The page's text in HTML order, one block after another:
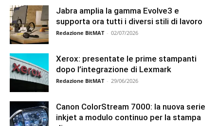
Jabra amplia la gamma Evolve3 e
supporta ora tutti i diversi stili di lavoro
Redazione BitMAT - 02/07/2026
Xerox: presentate le prime stampanti
dopo l’integrazione di Lexmark
Redazione BitMAT - 29/06/2026
Canon ColorStream 7000: la nuova serie
inkjet a modulo continuo per la stampa